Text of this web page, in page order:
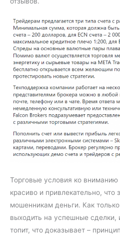
Торговые условия ко
красиво и привлекательно, что
мошенникам деньги. Как
выходить на успешные сделки,
топит, что доказывает –